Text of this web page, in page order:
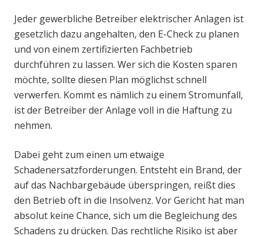
Jeder gewerbliche Betreiber elektrischer Anlagen ist
gesetzlich dazu angehalten, den E-Check zu planen
und von einem zertifizierten Fachbetrieb
durchführen zu lassen. Wer sich die Kosten sparen
möchte, sollte diesen Plan möglichst schnell
verwerfen. Kommt es nämlich zu einem Stromunfall,
ist der Betreiber der Anlage voll in die Haftung zu
nehmen.
Dabei geht zum einen um etwaige
Schadenersatzforderungen. Entsteht ein Brand, der
auf das Nachbargebäude überspringen, reißt dies
den Betrieb oft in die Insolvenz. Vor Gericht hat man
absolut keine Chance, sich um die Begleichung des
Schadens zu drücken. Das rechtliche Risiko ist aber